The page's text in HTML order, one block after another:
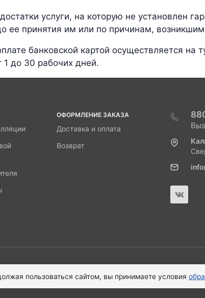
услуги, на которую не установлен
ее принятия им или по причинам,
банковской картой осуществляется на
1 до 30 рабочих дней.
ОФОРМЛЕНИЕ ЗАКАЗА
Доставка и оплата
Возврат
пользоваться сайтом, вы принимаете условия